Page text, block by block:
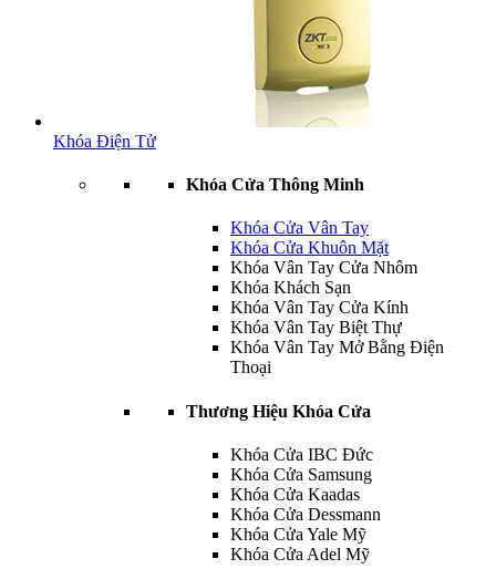
Khóa Điện Tử
Khóa Cửa Thông Minh
Khóa Cửa Vân Tay
Khóa Cửa Khuôn Mặt
Khóa Vân Tay Cửa Nhôm
Khóa Khách Sạn
Khóa Vân Tay Cửa Kính
Khóa Vân Tay Biệt Thự
Khóa Vân Tay Mở Bằng Điện
Thoại
Thương Hiệu Khóa Cửa
Khóa Cửa IBC Đức
Khóa Cửa Samsung
Khóa Cửa Kaadas
Khóa Cửa Dessmann
Khóa Cửa Yale Mỹ
Khóa Cửa Adel Mỹ